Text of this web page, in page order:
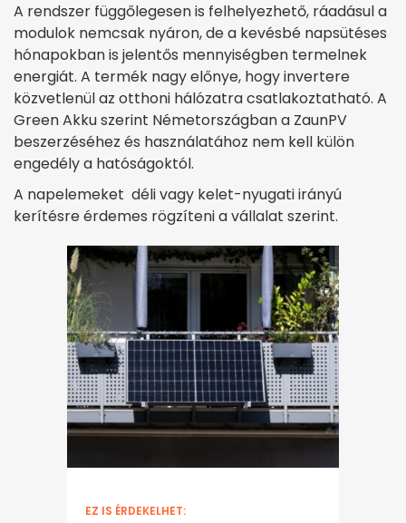
A rendszer függőlegesen is felhelyezhető, ráadásul a
modulok nemcsak nyáron, de a kevésbé napsütéses
hónapokban is jelentős mennyiségben termelnek
energiát. A termék nagy előnye, hogy invertere
közvetlenül az otthoni hálózatra csatlakoztatható. A
Green Akku szerint Németországban a ZaunPV
beszerzéséhez és használatához nem kell külön
engedély a hatóságoktól.
A napelemeket déli vagy kelet-nyugati irányú
kerítésre érdemes rögzíteni a vállalat szerint.
EZ IS ÉRDEKELHET: